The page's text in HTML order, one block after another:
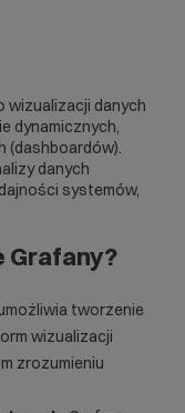
wizualizacji danych
dynamicznych,
(dashboardów).
danych
systemów,
Grafany?
tworzenie
wizualizacji
zrozumieniu